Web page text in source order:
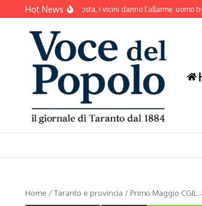
Salta al contenuto
Hot News
abbaia senza sosta, i vicini danno l’allarme: uomo trovato
Home /Taranto e provincia / Primo Maggio